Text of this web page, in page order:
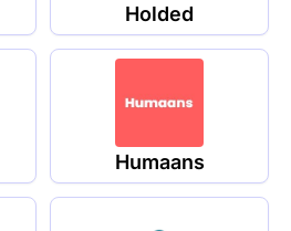
Holded
Humaans